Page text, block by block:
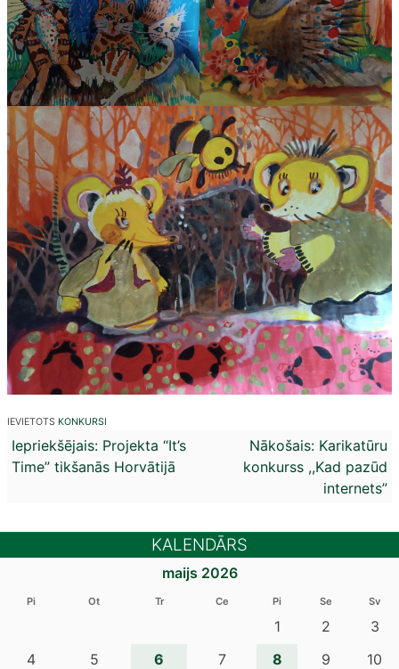
IEVIETOTS KONKURSI
Ziņu
izvēlne
Iepriekšējais: Projekta “It’s
Time” tikšanās Horvātijā
Nākošais: Karikatūru
konkurss ,,Kad pazūd
internets”
KALENDĀRS
maijs 2026
Pi Ot Tr Ce Pi Se Sv
1 2
3
4
5 6 7 8 9 10